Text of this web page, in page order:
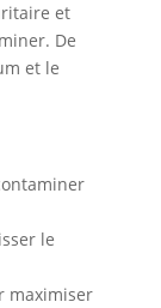
et
De
et le
le
maximiser